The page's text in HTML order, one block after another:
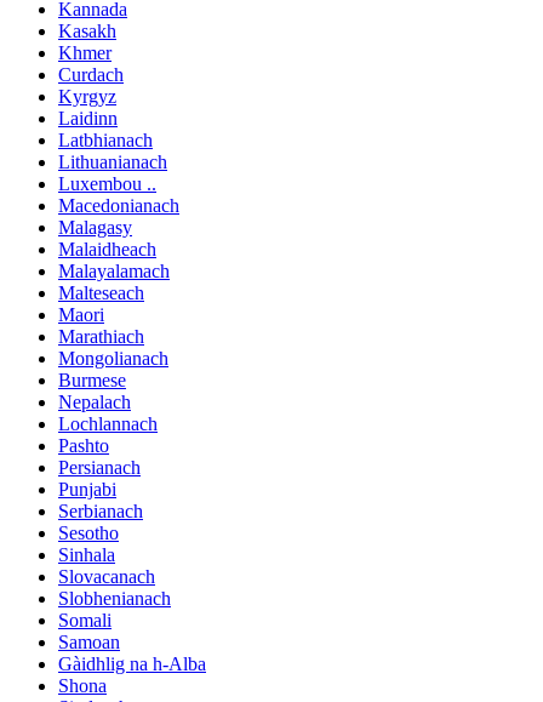
Kannada
Kasakh
Khmer
Curdach
Kyrgyz
Laidinn
Latbhianach
Lithuanianach
Luxembou ..
Macedonianach
Malagasy
Malaidheach
Malayalamach
Malteseach
Maori
Marathiach
Mongolianach
Burmese
Nepalach
Lochlannach
Pashto
Persianach
Punjabi
Serbianach
Sesotho
Sinhala
Slovacanach
Slobhenianach
Somali
Samoan
Gàidhlig na h-Alba
Shona